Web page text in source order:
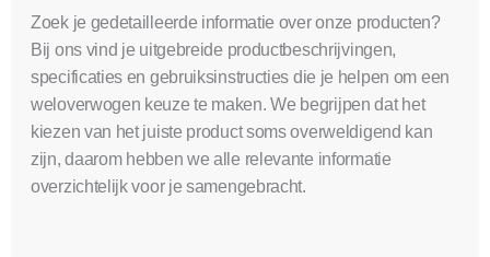
Zoek je gedetailleerde informatie over onze producten?
Bij ons vind je uitgebreide productbeschrijvingen,
specificaties en gebruiksinstructies die je helpen om een
weloverwogen keuze te maken. We begrijpen dat het
kiezen van het juiste product soms overweldigend kan
zijn, daarom hebben we alle relevante informatie
overzichtelijk voor je samengebracht.